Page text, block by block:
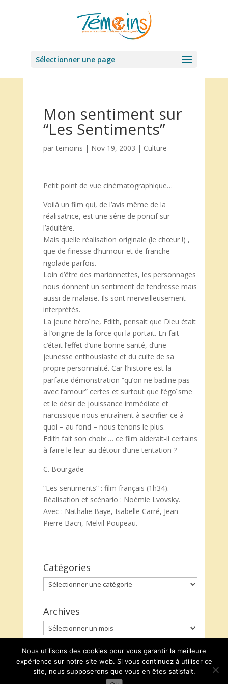
Sélectionner une page
Mon sentiment sur
“Les Sentiments”
partemoins | Nov 19, 2003 | Culture
Petit point de vue cinématographique…
Voilà un film qui, de l’avis même de la
réalisatrice, est une série de poncif sur
l’adultère.
Mais quelle réalisation originale (le chœur !) ,
que de finesse d’humour et de franche
rigolade parfois.
Loin d’être des marionnettes, les personnages
nous donnent un sentiment de tendresse mais
aussi de malaise. Ils sont merveilleusement
interprétés.
La jeune héroïne, Edith, pensait que Dieu était
à l’origine de la force qui la portait. En fait
c’était l’effet d’une bonne santé, d’une
jeunesse enthousiaste et du culte de sa
propre personnalité. Car l’histoire est la
parfaite démonstration “qu’on ne badine pas
avec l’amour” certes et surtout que l’égoïsme
et le désir de jouissance immédiate et
narcissique nous entraînent à sacrifier ce à
quoi – au fond – nous tenons le plus.
Edith fait son choix … ce film aiderait-il certains
à faire le leur au détour d’une tentation ?
C. Bourgade
“Les sentiments” : film français (1h34).
Réalisation et scénario : Noémie Lvovsky.
Avec : Nathalie Baye, Isabelle Carré, Jean
Pierre Bacri, Melvil Poupeau.
Catégories
Catégories
Archives
Archives
Nous utilisons des cookies pour vous garantir la meilleure
expérience sur notre site web. Si vous continuez à utiliser ce
site, nous supposerons que vous en êtes satisfait.